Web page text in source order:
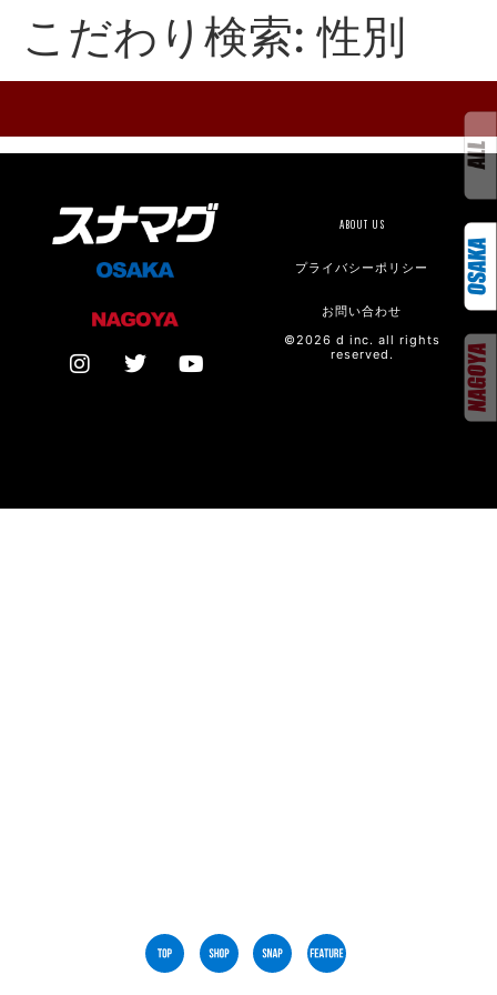
こだわり検索:性別
ABOUT US
プライバシーポリシー
お問い合わせ
©2026 d inc. all rights
reserved.